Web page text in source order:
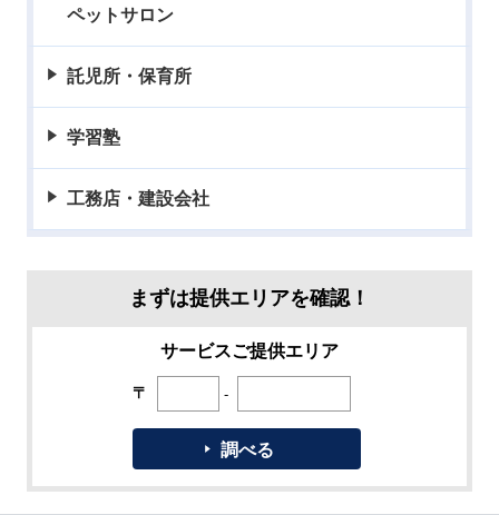
ペットサロン
託児所・保育所
学習塾
工務店・建設会社
まずは提供エリアを確認！
サービスご提供エリア
〒 -